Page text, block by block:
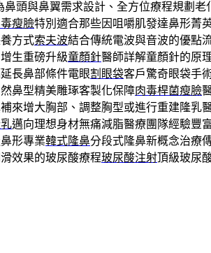
鼻頭與鼻翼需求設計、全方位療程規劃老
瘦臉特別適合那些因咀嚼肌發達鼻形菁
方式索夫波結合傳統電波與音波的優點
生重磅升級童顏針醫師詳解童顏針的原
長鼻部條件電眼割眼袋客戶驚奇眼袋手
鼻型精美雕琢客製化保障肉毒桿菌瘦臉
來增大胸部、調整胸型或進行重建隆乳
邁向理想身材無痛減脂醫療團隊經驗豐
形專業韓式隆鼻分段式隆鼻新概念治療
效果的玻尿酸療程玻尿酸注射頂級玻尿